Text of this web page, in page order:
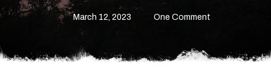
March 12, 2023 One Comment